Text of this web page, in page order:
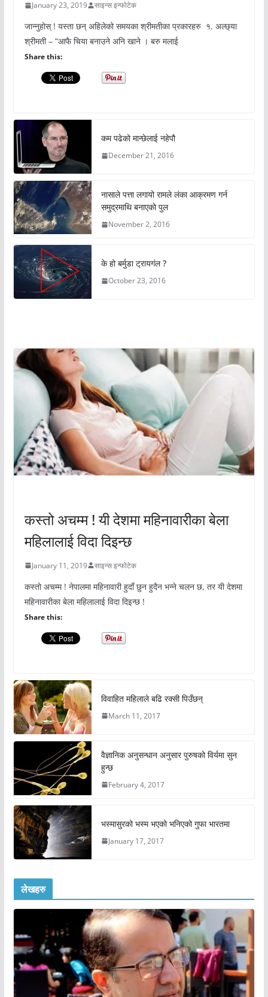
January 23, 2019 साइन्स इन्फोटेक
जान्नुहोस् ! यस्ता छन् अहिलेको समयका श्रीमतीका प्रकारहरु १. अल्छ्या
श्रीमती – “आफै चिया बनाउने अनि खाने । बरु मलाई
Share this:
कम पढेको मान्छेलाई नहेपौ
December 21, 2016
नासाले पत्ता लगायो रामले लंका आक्रमण गर्न
समुद्रमाथि बनाएको पुल
November 2, 2016
के हो बर्मुडा ट्रायगंल ?
October 23, 2016
कस्तो अचम्म ! यी देशमा महिनावारीका बेला
महिलालाई विदा दिइन्छ
January 11, 2019 साइन्स इन्फोटेक
कस्तो अचम्म ! नेपालमा महिनावारी हुदाँ छुन हुदैन भन्ने चलन छ, तर यी देशमा
महिनावारीका बेला महिलालाई विदा दिइन्छ !
Share this:
विवाहित महिलाले बढि रक्सी पिउँछन्
March 11, 2017
वैज्ञानिक अनुसन्धान अनुसार पुरुषको विर्यमा सुन
हुन्छ
February 4, 2017
भस्मासुरको भस्म भएको भनिएको गुफा भारतमा
January 17, 2017
लेखहरु